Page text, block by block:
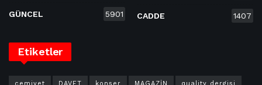
GÜNCEL 5901 CADDE 1407
Etiketler